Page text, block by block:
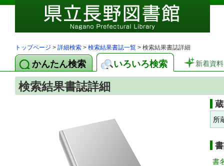
トップページ > 詳細検索 > 検索結果書誌一覧 > 検索結果書誌詳細
かんたん検索 いろいろ検索 新着資料
検索結果書誌詳細
所
書